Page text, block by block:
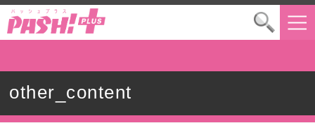
other_content